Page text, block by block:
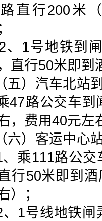
直行200米
号地铁到闸
直行50米即到
）汽车北站
路公交车到
，费用40元左
）客运中心
111路公交
行50米即到
）；
号线地铁闸